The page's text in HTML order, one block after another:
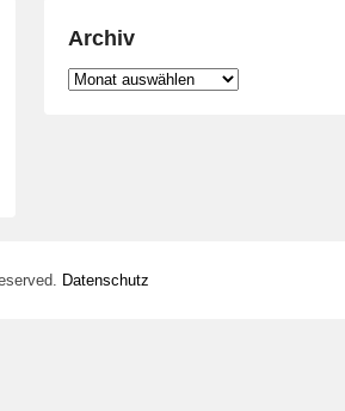
Archiv
Archiv
Datenschutz